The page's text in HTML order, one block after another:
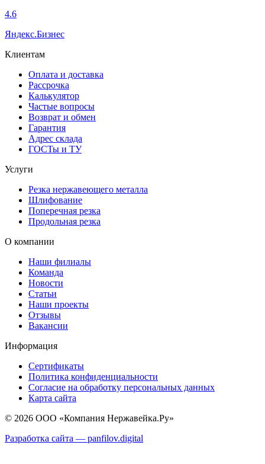
4.6
Яндекс.Бизнес
Клиентам
Оплата и доставка
Рассрочка
Калькулятор
Частые вопросы
Возврат и обмен
Гарантия
Адрес склада
ГОСТы и ТУ
Услуги
Резка нержавеющего металла
Шлифование
Поперечная резка
Продольная резка
О компании
Наши филиалы
Команда
Новости
Статьи
Наши проекты
Отзывы
Вакансии
Информация
Сертификаты
Политика конфиденциальности
Согласие на обработку персональных данных
Карта сайта
© 2026 ООО «Компания Нержавейка.Ру»
Разработка сайта — panfilov.digital